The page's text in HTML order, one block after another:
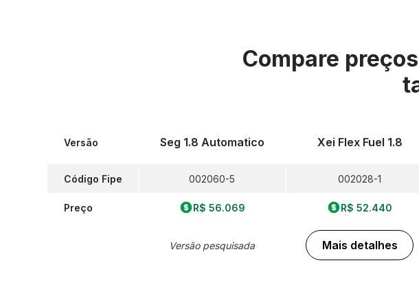
Compare
Versão
Código Fipe
Preço
Seg 1.8 Automatico
002060-5
R$ 56.069
Versão pesquisada
Xei Flex Fuel 1.8
002028-1
R$ 52.440
Mais detalhes